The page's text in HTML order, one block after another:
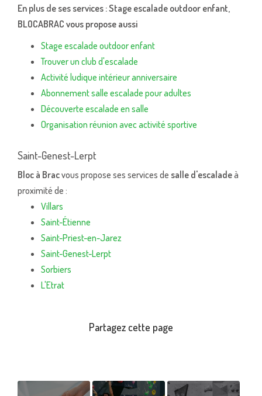
En plus de ses services :Stage escalade outdoor enfant,
BLOCABRAC vous propose aussi
Stage escalade outdoor enfant
Trouver un club d'escalade
Activité ludique intérieur anniversaire
Abonnement salle escalade pour adultes
Découverte escalade en salle
Organisation réunion avec activité sportive
Saint-Genest-Lerpt
Bloc à Bracvous propose ses services de salle d'escaladeà
proximité de :
Villars
Saint-Étienne
Saint-Priest-en-Jarez
Saint-Genest-Lerpt
Sorbiers
L'Etrat